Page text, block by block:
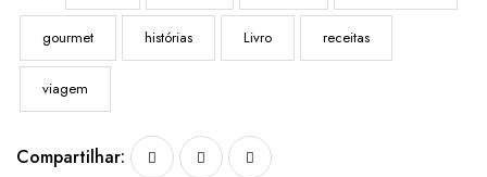
gourmet histórias Livro receitas
viagem
Compartilhar: